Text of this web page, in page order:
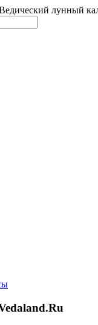
лунный